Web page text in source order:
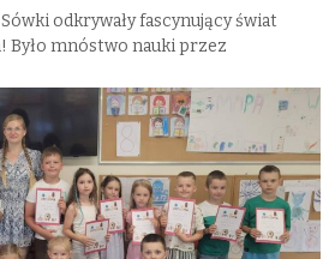
odkrywały fascynujący świat
mnóstwo nauki przez